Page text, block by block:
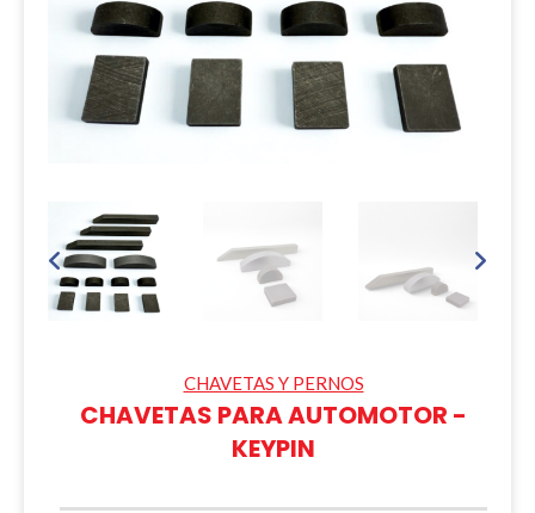
CHAVETAS Y PERNOS
CHAVETAS PARA AUTOMOTOR -
KEYPIN